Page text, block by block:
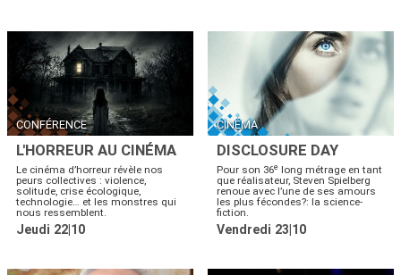
CONFÉRENCE
L'HORREUR AU CINÉMA
Le cinéma d’horreur révèle nos
peurs collectives : violence,
solitude, crise écologique,
technologie… et les monstres qui
nous ressemblent.
Jeudi 22|10
CINÉMA
DISCLOSURE DAY
Pour son 36e long métrage en tant
que réalisateur, Steven Spielberg
renoue avec l’une de ses amours
les plus fécondes?: la science-
fiction.
Vendredi 23|10